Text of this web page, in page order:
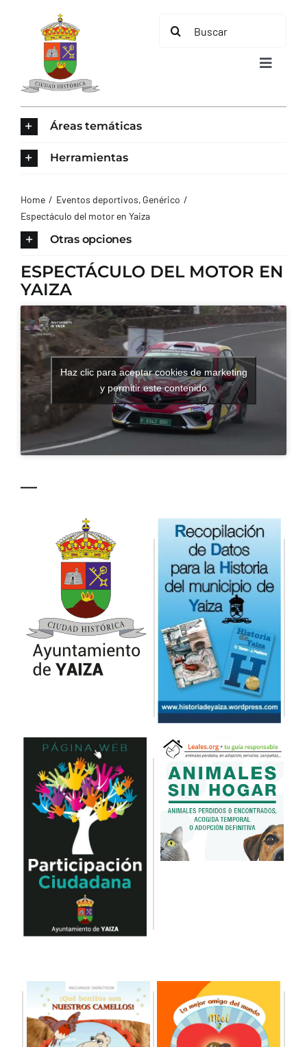
contenido
Buscar:
Toggle
AYUNTAMIENTO
TURISMO
CONTACTO
Áreas temáticas
Herramientas
Home Eventos deportivos Genérico
Espectáculo del motor en Yaiza
Otras opciones
ESPECTÁCULO DEL MOTOR EN
YAIZA
Haz clic para aceptar cookies de marketing
y permitir este contenido
—